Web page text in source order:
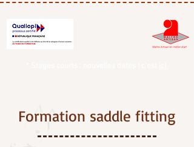
Formation saddle fitting